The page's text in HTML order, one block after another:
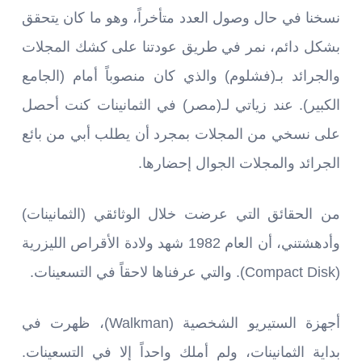
نسخنا في حال وصول العدد متأخراً، وهو ما كان يتحقق
بشكل دائم، نمر في طريق عودتنا على كشك المجلات
والجرائد بـ(فشلوم) والذي كان منصوباً أمام (الجامع
الكبير). عند زياتي لـ(مصر) في الثمانينات كنت أحصل
على نسخي من المجلات بمجرد أن يطلب أبي من بائع
الجرائد والمجلات الجوال إحضارها.
من الحقائق التي عرضت خلال الوثائقي (الثمانينات)
وأدهشتني، أن العام 1982 شهد ولادة الأقراص الليزرية
(Compact Disk). والتي عرفناها لاحقاً في التسعينات.
أجهزة الستيريو الشخصية (Walkman)، ظهرت في
بداية الثمانينات، ولم أملك واحداً إلا في التسعينات.